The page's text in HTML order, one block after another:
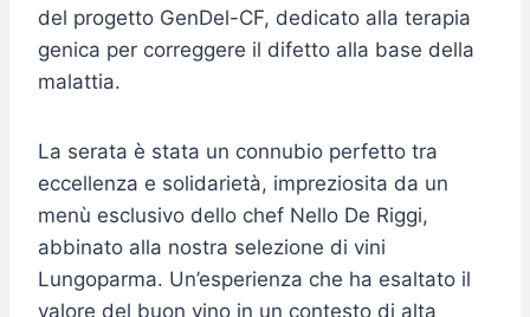
del progetto GenDel-CF, dedicato alla terapia
genica per correggere il difetto alla base della
malattia.
La serata è stata un connubio perfetto tra
eccellenza e solidarietà, impreziosita da un
menù esclusivo dello chef Nello De Riggi,
abbinato alla nostra selezione di vini
Lungoparma. Un’esperienza che ha esaltato il
valore del buon vino in un contesto di alta